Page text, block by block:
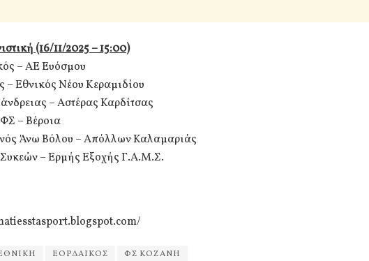
(16/11/2025 – 15:00)
– ΑΕ Ευόσμου
– Εθνικός Νέου Κεραμιδίου
– Αστέρας Καρδίτσας
– Βέροια
Άνω Βόλου – Απόλλων Καλαμαριάς
Συκεών – Ερμής Εξοχής Γ.Α.Μ.Σ.
ΕΟΡΔΑΙΚΟΣ ΦΣ ΚΟΖΑΝΗ